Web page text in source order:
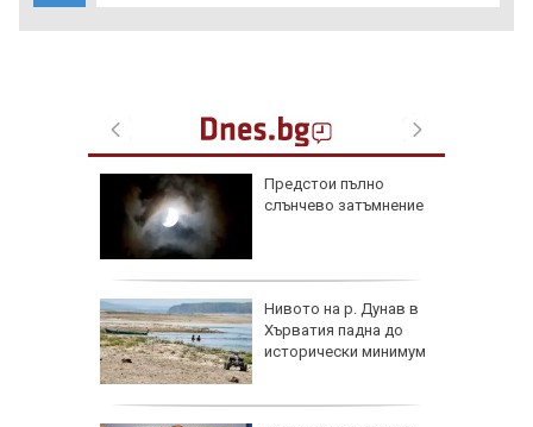
Предстои пълно
слънчево затъмнение
Нивото на р. Дунав в
Хърватия падна до
исторически минимум